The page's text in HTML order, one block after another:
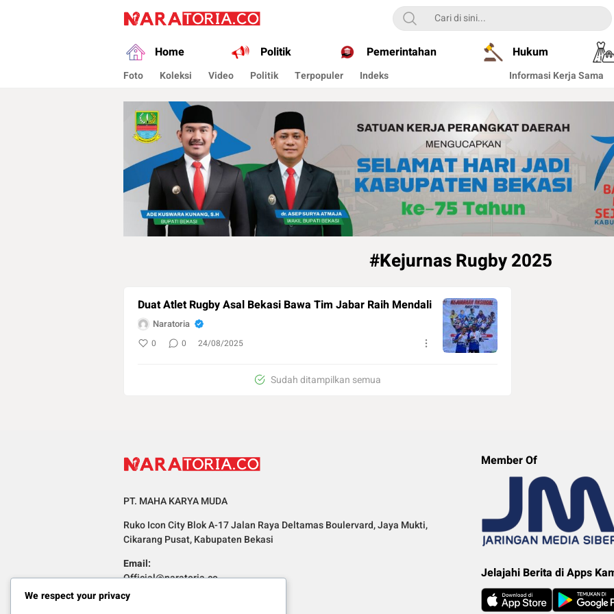
naratoria.co
Narasikan Fakta dan Data
Home Politik Pemerintahan Hukum
Foto Koleksi Video Politik Terpopuler Indeks Informasi Kerja Sama
#Kejurnas Rugby 2025
Duat Atlet Rugby Asal Bekasi Bawa Tim Jabar Raih Mendali
Naratoria
0 0 24/08/2025
Sudah ditampilkan semua
PT. MAHA KARYA MUDA
Ruko Icon City Blok A-17 Jalan Raya Deltamas Boulervard, Jaya Mukti,
Cikarang Pusat, Kabupaten Bekasi
Email:
Official@naratoria.co
Member Of
Jelajahi Berita di Apps
We respect your privacy